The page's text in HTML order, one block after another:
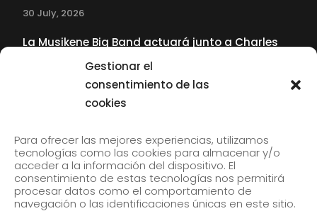
Gestionar el
consentimiento de las
cookies
Para ofrecer las mejores experiencias, utilizamos
tecnologías como las cookies para almacenar y/o
acceder a la información del dispositivo. El
consentimiento de estas tecnologías nos permitirá
procesar datos como el comportamiento de
navegación o las identificaciones únicas en este sitio.
30 July, 2026
La Musikene Big Band actuará junto a Charles
Tolliver en el 61 Jazzaldia
Subscribe to our newsletter to receive our news by
email.